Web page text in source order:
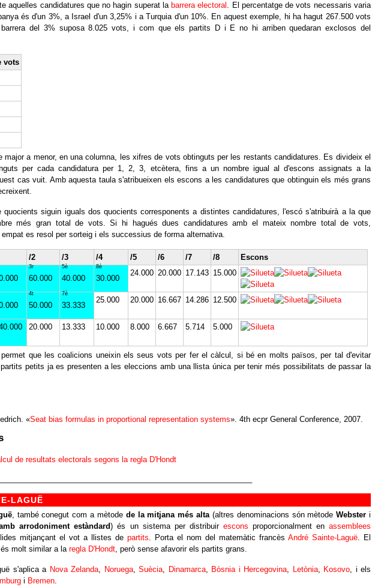
aquelles candidatures que no hagin superat la barrera electoral . El percentatge de vots necessaris varia
és d'un 3%, a Israel d'un 3,25% i a Turquia d'un 10%. En aquest exemple, hi ha hagut 267.500 vots
del 3% suposa 8.025 vots, i com que els partits D i E no hi arriben quedaran exclosos del
vots
major a menor, en una columna, les xifres de vots obtinguts per les restants candidatures. Es divideix el
per cada candidatura per 1, 2, 3, etcètera, fins a un nombre igual al d'escons assignats a la
cas vuit. Amb aquesta taula s'atribueixen els escons a les candidatures que obtinguin els més grans
quocients siguin iguals dos quocients corresponents a distintes candidatures, l'escó s'atribuirà a la que
més gran total de vots. Si hi hagués dues candidatures amb el mateix nombre total de vots,
es resol per sorteig i els successius de forma alternativa.
/2 /3 /4 /5 /6 /7 /8
Escons
3r
60.000
5è
40.000
8è
30.000
24.000 20.000 17.143 15.000
4t
50.000
7è
33.333
25.000 20.000 16.667 14.286 12.500
20.000 13.333 10.000 8.000 6.667 5.714 5.000
que les coalicions uneixin els seus vots per fer el càlcul, si bé en molts països, per tal d'evitar
petits ja es presenten a les eleccions amb una llista única per tenir més possibilitats de passar la
«Seat bias formulas in proportional representation systems». 4th ecpr General Conference, 2007.
de resultats electorals segons la regla D'Hondt
LAGUË
, també conegut com a mètode de la mitjana més alta(altres denominacions són mètodeWebster i
arrodoniment estàndard) és un sistema per distribuir escons proporcionalment enassemblees
mitjançant el vot a llistes de partits. Porta el nom del matemàtic francès André Sainte-Laguë. El
molt similar a la regla D'Hondt, però sense afavorir els partits grans.
s'aplica a Nova Zelanda, Noruega, Suècia, Dinamarca, Bòsnia i Hercegovina, Letònia, Kosovo, i els
i Bremen.